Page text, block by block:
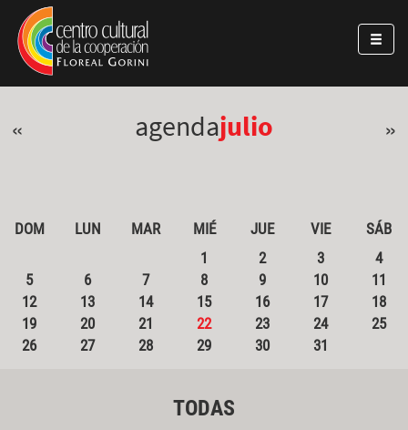
Pasar al contenido principal
Jump to main content
« agendajulio »
DOM LUN MAR MIÉ JUE VIE
SÁB
1
2 3
4
5
6 7 8 9 10
11
12
13 14 15 16 17
18
19
20 21 22 23 24
25
26
27 28 29 30 31
TODAS